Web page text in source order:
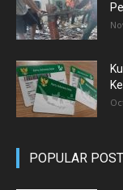
POPULAR